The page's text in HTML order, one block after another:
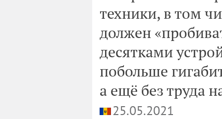
техники, в том
должен
десятками
побольше
а ещё без труда
25.05.2021